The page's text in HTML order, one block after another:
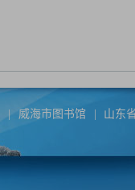
| 威海市图书馆 山东